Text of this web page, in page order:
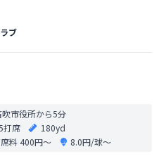
ブ
吹市役所から5分
打席
180yd
料400円〜
8.0円/球〜